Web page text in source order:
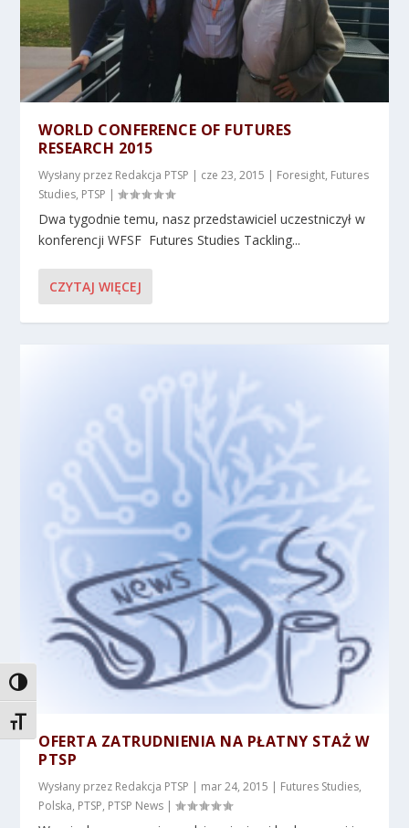
TOGGLE HIGH CONTRAST
TOGGLE FONT SIZE
WORLD CONFERENCE OF FUTURES
RESEARCH 2015
Wysłany przez Redakcja PTSP | cze 23, 2015 | Foresight, Futures
Studies, PTSP |
Dwa tygodnie temu, nasz przedstawiciel uczestniczył w
konferencji WFSF Futures Studies Tackling...
CZYTAJ WIĘCEJ
OFERTA ZATRUDNIENIA NA PŁATNY STAŻ W
PTSP
Wysłany przez Redakcja PTSP | mar 24, 2015 | Futures Studies,
Polska, PTSP, PTSP News |